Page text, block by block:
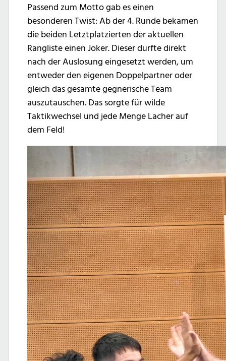
Passend zum Motto gab es einen
besonderen Twist: Ab der 4. Runde bekamen
die beiden Letztplatzierten der aktuellen
Rangliste einen Joker. Dieser durfte direkt
nach der Auslosung eingesetzt werden, um
entweder den eigenen Doppelpartner oder
gleich das gesamte gegnerische Team
auszutauschen. Das sorgte für wilde
Taktikwechsel und jede Menge Lacher auf
dem Feld!